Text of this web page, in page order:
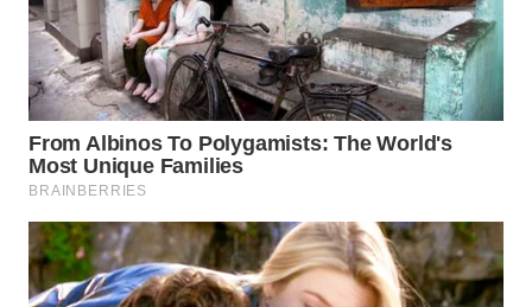
Wahana
Media
Group
WAHANA
NEWS
WAHANA
TANI